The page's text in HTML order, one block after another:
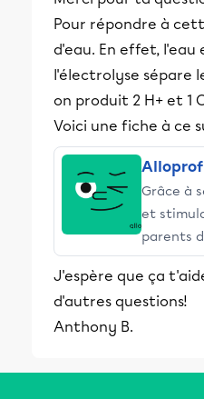
Pour répondre à
d'eau. En effet, l'eau
l'électrolyse sépare
on produit 2 H+ et 1
Voici une fiche à ce
Alloprof
Grâce à
et
parents
J'espère que ça
d'autres questions!
Anthony B.